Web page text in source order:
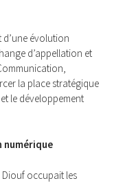
d’une évolution
d’appellation et
la place stratégique
le développement
numérique
occupait les